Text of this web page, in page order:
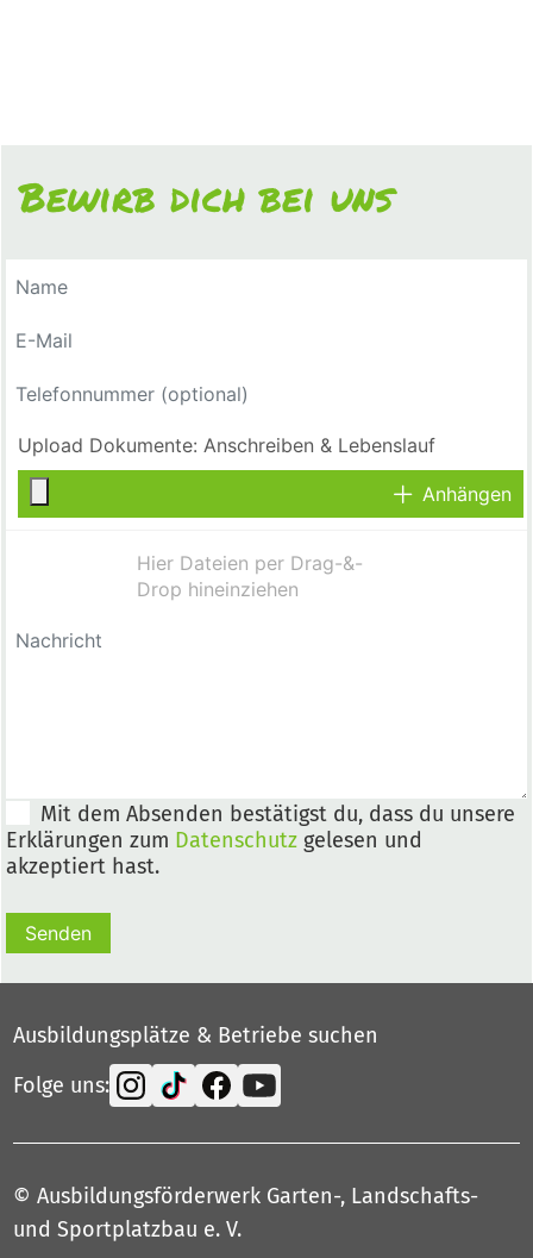
Bewirb dich bei uns
Anhängen
Mit dem Absenden bestätigst du, dass du unsere
Erklärungen zum Datenschutz gelesen und
akzeptiert hast.
Senden
Ausbildungsplätze & Betriebe suchen
Folge uns:
© Ausbildungsförderwerk Garten-, Landschafts-
und Sportplatzbau e. V.